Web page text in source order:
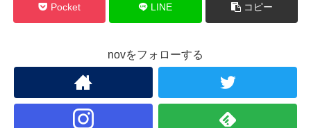
Pocket LINE コピー
novをフォローする